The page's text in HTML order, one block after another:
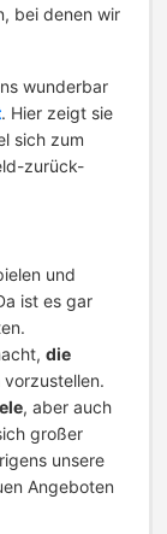
bei denen wir
wunderbar
. Hier zeigt sie
sich zum
zurück-
und
ist es gar
die
, aber auch
großer
unsere
Angeboten